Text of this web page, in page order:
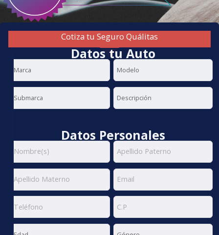
Cotiza tu Seguro Quálitas
Datos tu Auto
Datos Personales